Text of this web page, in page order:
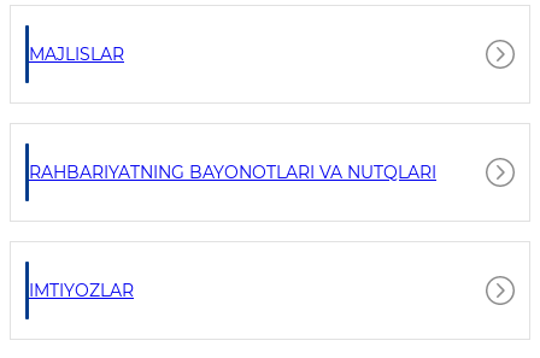
MAJLISLAR
RAHBARIYATNING BAYONOTLARI VA NUTQLARI
IMTIYOZLAR